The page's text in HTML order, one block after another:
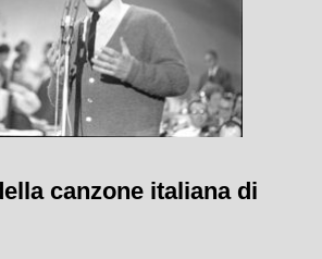
canzone italiana di